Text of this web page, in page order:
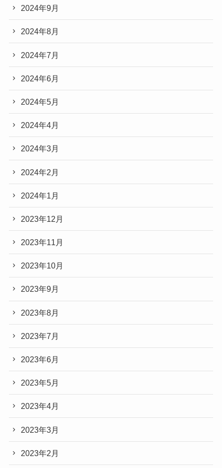
2024年9月
2024年8月
2024年7月
2024年6月
2024年5月
2024年4月
2024年3月
2024年2月
2024年1月
2023年12月
2023年11月
2023年10月
2023年9月
2023年8月
2023年7月
2023年6月
2023年5月
2023年4月
2023年3月
2023年2月